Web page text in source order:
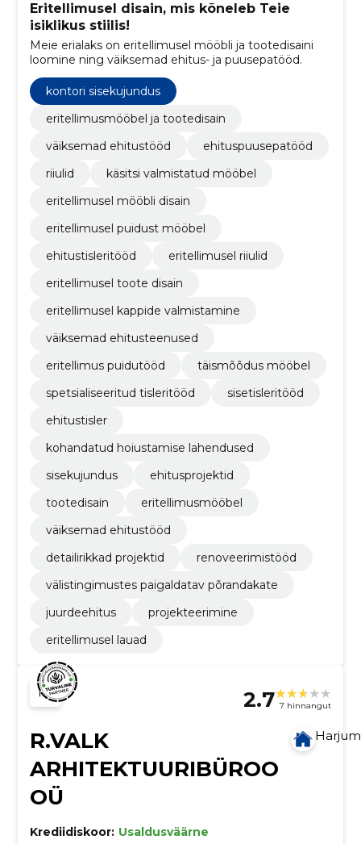
Eritellimusel disain, mis kõneleb Teie
isiklikus stiilis!
Meie erialaks on eritellimusel mööbli ja tootedisaini
loomine ning väiksemad ehitus- ja puusepatööd.
kontori sisekujundus
eritellimusmööbel ja tootedisain
väiksemad ehitustööd
ehituspuusepatööd
riiulid
käsitsi valmistatud mööbel
eritellimusel mööbli disain
eritellimusel puidust mööbel
ehitustisleritööd
eritellimusel riiulid
eritellimusel toote disain
eritellimusel kappide valmistamine
väiksemad ehitusteenused
eritellimus puidutööd
täismõõdus mööbel
spetsialiseeritud tisleritööd
sisetisleritööd
ehitustisler
kohandatud hoiustamise lahendused
sisekujundus
ehitusprojektid
tootedisain
eritellimusmööbel
väiksemad ehitustööd
detailirikkad projektid
renoveerimistööd
välistingimustes paigaldatav põrandakate
juurdeehitus
projekteerimine
eritellimusel lauad
2.7 7 hinnangut
R.VALK
ARHITEKTUURIBÜROO
OÜ
Krediidiskoor: Usaldusväärne